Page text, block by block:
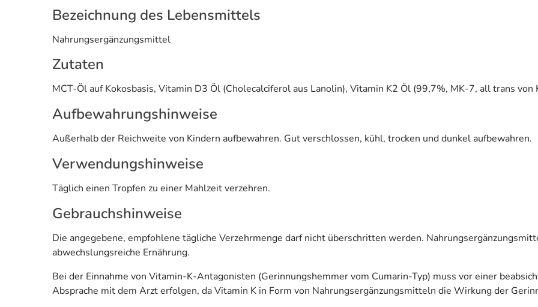
Bezeichnung des Lebensmittels
Nahrungsergänzungsmittel
Zutaten
MCT-Öl auf Kokosbasis, Vitamin D3 Öl (Cholecalciferol aus Lanolin), Vitamin K2 Öl (99,7%, MK-7, all trans
Aufbewahrungshinweise
Außerhalb der Reichweite von Kindern aufbewahren. Gut verschlossen, kühl, trocken und dunkel aufbewahren.
Verwendungshinweise
Täglich einen Tropfen zu einer Mahlzeit verzehren.
Gebrauchshinweise
Die angegebene, empfohlene tägliche Verzehrmenge darf nicht überschritten werden.
abwechslungsreiche Ernährung.
Bei der Einnahme von Vitamin-K-Antagonisten (Gerinnungshemmer vom Cumarin-Typ) muss vor einer
Absprache mit dem Arzt erfolgen, da Vitamin K in Form von Nahrungsergänzungsmitteln die Wirkung der